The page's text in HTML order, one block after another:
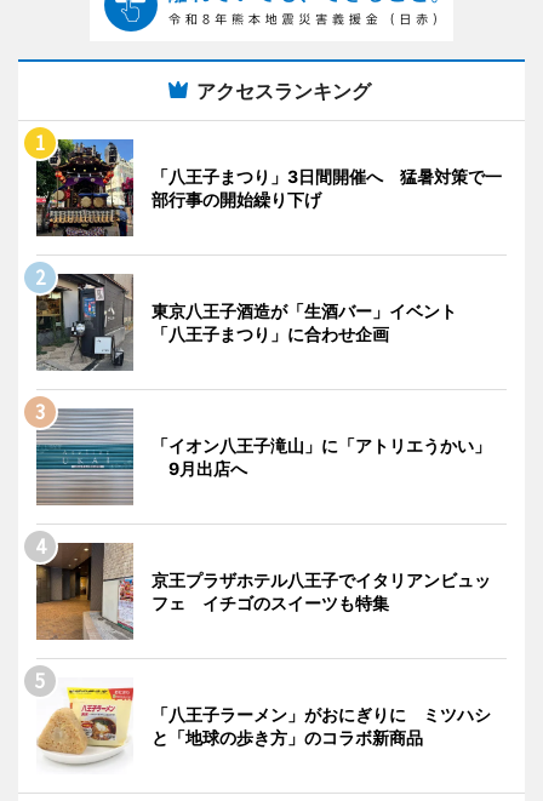
アクセスランキング
「八王子まつり」3日間開催へ 猛暑対策で一
部行事の開始繰り下げ
東京八王子酒造が「生酒バー」イベント
「八王子まつり」に合わせ企画
「イオン八王子滝山」に「アトリエうかい」
9月出店へ
京王プラザホテル八王子でイタリアンビュッ
フェ イチゴのスイーツも特集
「八王子ラーメン」がおにぎりに ミツハシ
と「地球の歩き方」のコラボ新商品